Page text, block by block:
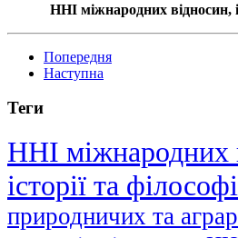
ННІ міжнародних відносин,
Попередня
Наступна
Теги
ННІ міжнародних
історії та
природничих та